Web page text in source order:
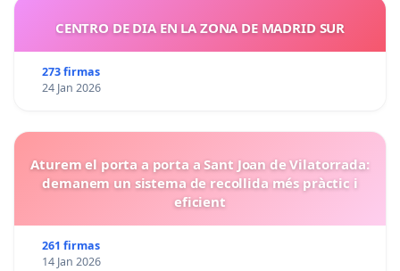
CENTRO DE DIA EN LA ZONA DE MADRID SUR
273 firmas
24 Jan 2026
Aturem el porta a porta a Sant Joan de Vilatorrada:
demanem un sistema de recollida més pràctic i
eficient
261 firmas
14 Jan 2026